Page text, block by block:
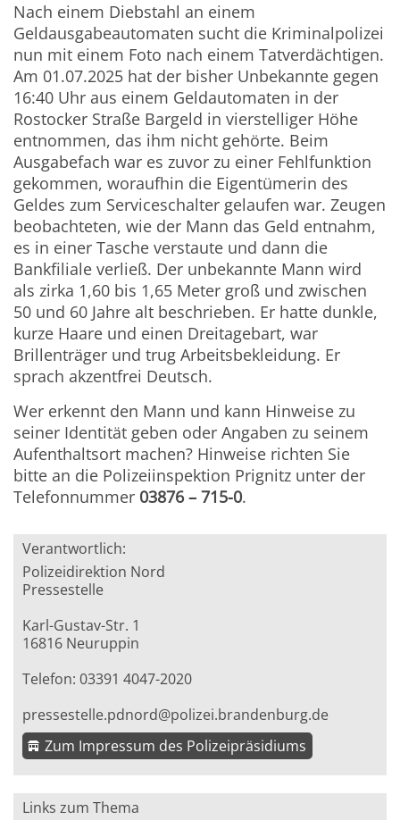
Nach einem Diebstahl an einem
Geldausgabeautomaten sucht die Kriminalpolizei
nun mit einem Foto nach einem Tatverdächtigen.
Am 01.07.2025 hat der bisher Unbekannte gegen
16:40 Uhr aus einem Geldautomaten in der
Rostocker Straße Bargeld in vierstelliger Höhe
entnommen, das ihm nicht gehörte. Beim
Ausgabefach war es zuvor zu einer Fehlfunktion
gekommen, woraufhin die Eigentümerin des
Geldes zum Serviceschalter gelaufen war. Zeugen
beobachteten, wie der Mann das Geld entnahm,
es in einer Tasche verstaute und dann die
Bankfiliale verließ. Der unbekannte Mann wird
als zirka 1,60 bis 1,65 Meter groß und zwischen
50 und 60 Jahre alt beschrieben. Er hatte dunkle,
kurze Haare und einen Dreitagebart, war
Brillenträger und trug Arbeitsbekleidung. Er
sprach akzentfrei Deutsch.
Wer erkennt den Mann und kann Hinweise zu
seiner Identität geben oder Angaben zu seinem
Aufenthaltsort machen? Hinweise richten Sie
bitte an die Polizeiinspektion Prignitz unter der
Telefonnummer 03876 – 715-0.
Verantwortlich:
Polizeidirektion Nord
Pressestelle
Karl-Gustav-Str. 1
16816 Neuruppin
Telefon: 03391 4047-2020
pressestelle.pdnord@polizei.brandenburg.de
Zum Impressum des Polizeipräsidiums
Links zum Thema